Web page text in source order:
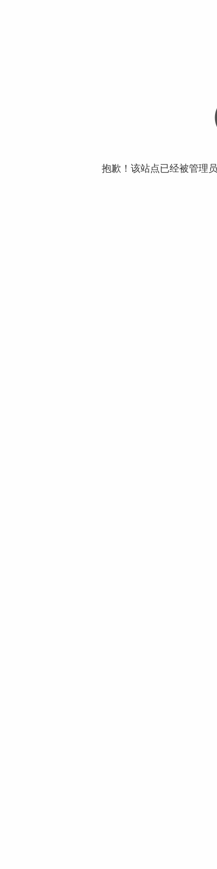
抱歉！该站点已经被管理